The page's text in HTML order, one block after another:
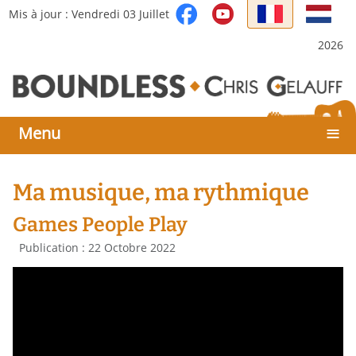
Sélectionnez votre langue
Mis à jour : Vendredi 03 Juillet
2026
Menu ≡
Ma musique, ma rythmique
Games People Play
Détails
Publication : 22 Octobre 2022